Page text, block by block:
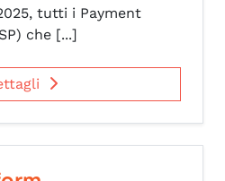
tutti i Payment
che [...]